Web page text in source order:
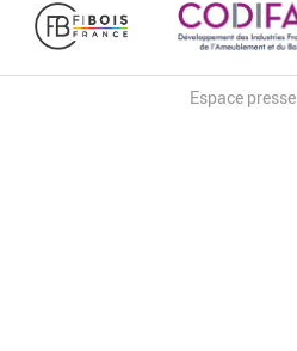
Espace presse